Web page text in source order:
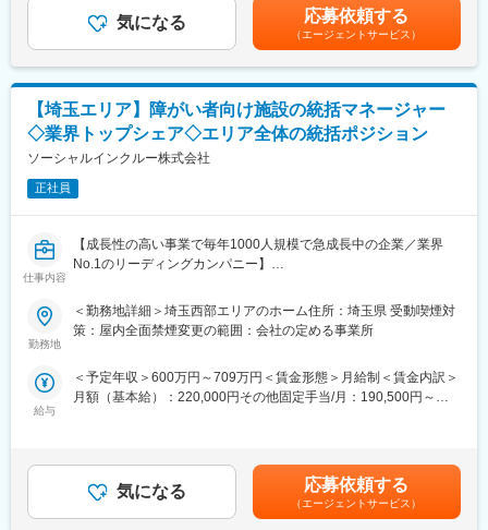
産休育休
ハラスメント相談窓口
従業員向けメンタルヘルス窓口
Amazonビジネス割引
社食あり
※各項目規定あり
【従業員構成】
＼活躍の場を多数ご用意しています／
東京・埼玉・千葉に複数の病院・クリニック・介護施設・保育園
を運営しているため、活躍の場が多いことも当グループの特徴で
タムスグループでは、年齢や性別に関わらず8,000名以上の職員が
在籍しており、外国人職員や女性管理職も多数活躍しています。
ただいた方も多くいます。 多様な働き方を応援するタムスグルー
プで、あなたの力を活かしてください。
・病院採用業務（応募受付～面接調整）
・庶務全般
・スタッフマネジメント全般・人事業務
採用、面接対応、人事考課、人員配置、労務等
職員の入社手続き（社内手続き・制服、借り上げ寮の準備等）
【タムス介護医療院川口について】
地域医療に貢献し続けます。介護医療院は入院されていた要介護
者に介護並びに必要な医療を提供し、自宅や次の施設に移る前の
【働く環境】
・月3回までの希望休申請可能
・連休取得も遠慮なくできる風土です
【当社について】
東京・埼玉エリアを中心に病院、クリニック、特別養護老人ホー
を提供しています。
【ワークライフバランスが整う環境】
・育休復帰率98.0%／2025年度となっており、女性も活躍できる
ありません。■昇給：あり賃金はあくまでも目安の金額であり、選
考を通じて上下する可能性があります。月給(月額)は固定手当を含
めた表記です。
気になる 応募依頼する
（エージェントサービス）
【埼玉エリア】障がい者向け施設の統括マネージャー
◇業界トップシェア◇エリア全体の統括ポジション
ソーシャルインクルー株式会社
正社員
仕事内容
【成長性の高い事業で毎年1000人規模で急成長中の企業／業界
No.1のリーディングカンパニー】
【業務内容】
障がい者グループホームの運営を行っている当社にて、統括マネ
【業務詳細】
ジャー5～6名）
【マネジメント業務】
勤務地
＜勤務地詳細＞埼玉西部エリアのホーム住所：埼玉県 受動喫煙対
策：屋内全面禁煙変更の範囲：会社の定める事業所
給与
＜予定年収＞600万円～709万円＜賃金形態＞月給制＜賃金内訳＞
月額（基本給）：220,000円その他固定手当/月：190,500円～
残業手当＞有＜給与補足＞◆賞与：無◆昇給：年1回（3月）※個
人の評価に応じて昇降給の場合あり賃金はあくまでも目安の金額
であり、選考を通じて上下する可能性があります。月給(月額)は固
気になる 応募依頼する
（エージェントサービス）